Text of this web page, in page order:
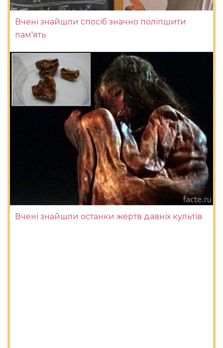
Вчені знайшли спосіб значно поліпшити
пам'ять
Вчені знайшли останки жертв давніх культів